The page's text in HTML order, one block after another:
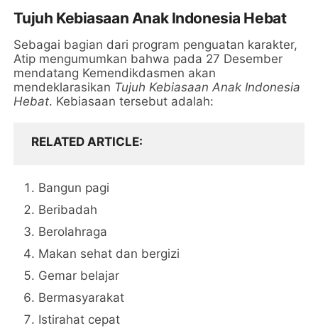
Tujuh Kebiasaan Anak Indonesia Hebat
Sebagai bagian dari program penguatan karakter,
Atip mengumumkan bahwa pada 27 Desember
mendatang Kemendikdasmen akan
mendeklarasikan Tujuh Kebiasaan Anak Indonesia
Hebat. Kebiasaan tersebut adalah:
RELATED ARTICLE
Bangun pagi
Beribadah
Berolahraga
Makan sehat dan bergizi
Gemar belajar
Bermasyarakat
Istirahat cepat